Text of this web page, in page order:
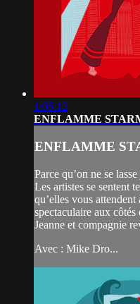
1:05:12
ENFLAMME
ENFLAMME
Parce qu’on ne se
Les artistes se sentent
qu’elles vous
spectaculaire aux
Jeanne et compagnie
Avec : Mike Dro...